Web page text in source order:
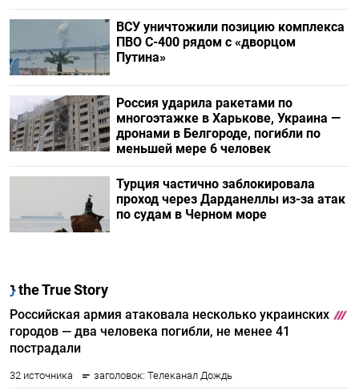
ВСУ уничтожили позицию комплекса
ПВО С-400 рядом с «дворцом
Путина»
Россия ударила ракетами по
многоэтажке в Харькове, Украина —
дронами в Белгороде, погибли по
меньшей мере 6 человек
Турция частично заблокировала
проход через Дарданеллы из-за атак
по судам в Черном море